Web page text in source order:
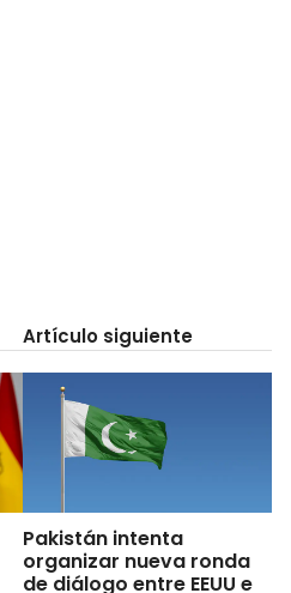
Artículo siguiente
Pakistán intenta
organizar nueva ronda
de diálogo entre EEUU e